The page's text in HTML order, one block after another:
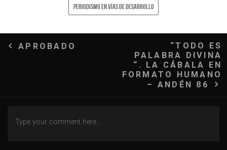
PERIODISMO EN VÍAS DE DESARROLLO
Navegación
APROBADO
“TODO ES
PALABRA DIVINA
“. LA CÁBALA EN
FORMATO HUMANO
– ANDÉN 86